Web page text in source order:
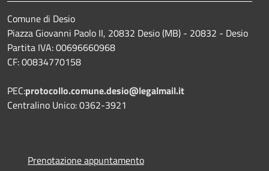
Comune di Desio
Piazza Giovanni Paolo II, 20832 Desio (MB) - 20832 - Desio
Partita IVA: 00696660968
CF: 00834770158
PEC:protocollo.comune.desio@legalmail.it
Centralino Unico: 0362-3921
Prenotazione appuntamento